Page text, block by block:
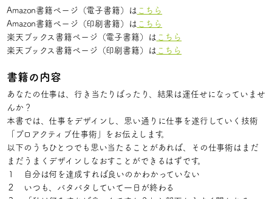
Amazon書籍ページ（電子書籍）は こちら
Amazon書籍ページ（印刷書籍）は こちら
楽天ブックス書籍ページ（電子書籍）は こちら
楽天ブックス書籍ページ（印刷書籍）は こちら
書籍の内容
あなたの仕事は、行き当たりばったり、結果は運任せになっていませ
んか？
本書では、仕事をデザインし、思い通りに仕事を遂行していく技術
「プロアクティブ仕事術」をお伝えします。
以下のうちひとつでも思い当たることがあれば、その仕事術はまだ
まだうまくデザインしなおすことができるはずです。
１ 自分は何を達成すれば良いのかわかっていない
２ いつも、バタバタしていて一日が終わる